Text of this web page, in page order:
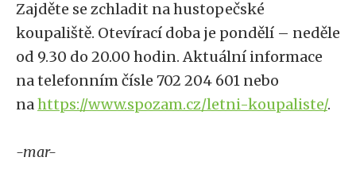
Zajděte se zchladit na hustopečské
koupaliště. Otevírací doba je pondělí – neděle
od 9.30 do 20.00 hodin. Aktuální informace
na telefonním čísle 702 204 601 nebo
nahttps://www.spozam.cz/letni-koupaliste/.
-mar-